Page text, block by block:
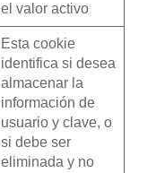
el valor activo
Esta cookie
identifica si desea
almacenar la
información de
usuario y clave, o
si debe ser
eliminada y no